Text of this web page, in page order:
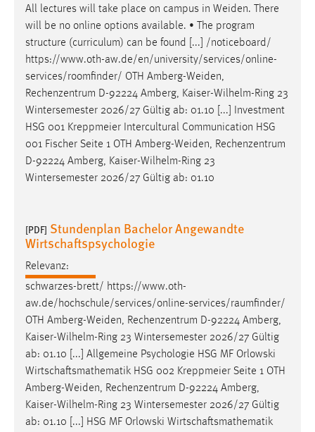
All lectures will take place on campus in Weiden. There
will be no online options available. • The program
structure (curriculum) can be found [...] /noticeboard/
https://www.oth-aw.de/en/university/services/online-
services/roomfinder/ OTH Amberg-Weiden,
Rechenzentrum D-92224 Amberg, Kaiser-Wilhelm-Ring 23
Wintersemester 2026/27 Gültig ab: 01.10 [...] Investment
HSG 001 Kreppmeier Intercultural Communication HSG
001 Fischer Seite 1 OTH Amberg-Weiden, Rechenzentrum
D-92224 Amberg, Kaiser-Wilhelm-Ring 23
Wintersemester 2026/27 Gültig ab: 01.10
[PDF] Stundenplan Bachelor Angewandte
Wirtschaftspsychologie
Relevanz:
schwarzes-brett/ https://www.oth-
aw.de/hochschule/services/online-services/raumfinder/
OTH Amberg-Weiden, Rechenzentrum D-92224 Amberg,
Kaiser-Wilhelm-Ring 23 Wintersemester 2026/27 Gültig
ab: 01.10 [...] Allgemeine Psychologie HSG MF Orlowski
Wirtschaftsmathematik HSG 002 Kreppmeier Seite 1 OTH
Amberg-Weiden, Rechenzentrum D-92224 Amberg,
Kaiser-Wilhelm-Ring 23 Wintersemester 2026/27 Gültig
ab: 01.10 [...] HSG MF Orlowski Wirtschaftsmathematik